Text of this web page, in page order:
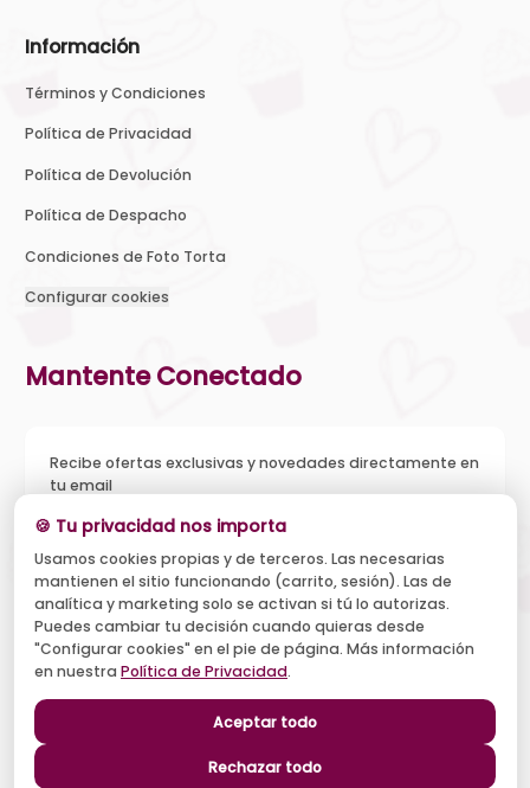
Información
Términos y Condiciones
Política de Privacidad
Política de Devolución
Política de Despacho
Condiciones de Foto Torta
Configurar cookies
Mantente Conectado
Recibe ofertas exclusivas y novedades directamente en
tu email
Acepto recibir novedades y ofertas, y el tratamiento de mi
email según la Política de Privacidad . Puedo darme de baja
cuando quiera.
Suscribirse
🍪 Tu privacidad nos importa
Usamos cookies propias y de terceros. Las necesarias
mantienen el sitio funcionando (carrito, sesión). Las de
analítica y marketing solo se activan si tú lo autorizas.
Puedes cambiar tu decisión cuando quieras desde
"Configurar cookies" en el pie de página. Más información
en nuestra Política de Privacidad.
Aceptar todo
Rechazar todo